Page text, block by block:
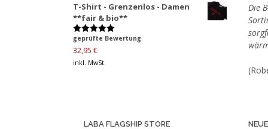
T-Shirt - Grenzenlos - Damen
**fair & bio**
Bewertet
mit5.00
von 5
geprüfte Bewertung
32,95 €
inkl. MwSt.
Die
LABA FLAGSHIP STORE